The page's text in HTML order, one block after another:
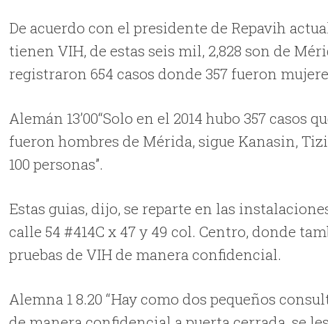
De acuerdo con el presidente de Repavih
tienen VIH, de estas seis mil, 2,828 son de
registraron 654 casos donde 357 fueron
Alemán 13’00“Solo en el 2014 hubo 357 casos
fueron hombres de Mérida, sigue Kanasin,
100 personas”.
Estas guias, dijo, se reparte en las
calle 54 #414C x 47 y 49 col. Centro, donde
pruebas de VIH de manera confidencial.
Alemna 1 8.20 “Hay como dos pequeños